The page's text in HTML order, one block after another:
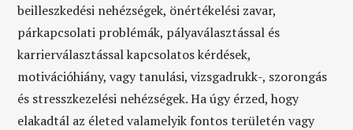
beilleszkedési nehézségek, önértékelési zavar,
párkapcsolati problémák, pályaválasztással és
karrierválasztással kapcsolatos kérdések,
motivációhiány, vagy tanulási, vizsgadrukk-, szorongás
és stresszkezelési nehézségek. Ha úgy érzed, hogy
elakadtál az életed valamelyik fontos területén vagy